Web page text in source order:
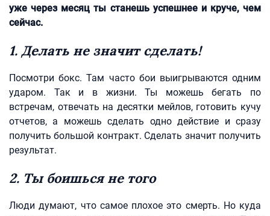
уже через месяц ты станешь успешнее и круче, чем
сейчас.
1. Делать не значит сделать!
Посмотри бокс. Там часто бои выигрываются одним
ударом. Так и в жизни. Ты можешь бегать по
встречам, отвечать на десятки мейлов, готовить кучу
отчетов, а можешь сделать одно действие и сразу
получить большой контракт. Сделать значит получить
результат.
2. Ты боишься не того
Люди думают, что самое плохое это смерть. Но куда